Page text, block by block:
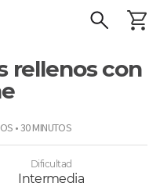
rellenos con
• 30 MINUTOS
Dificultad
Intermedia